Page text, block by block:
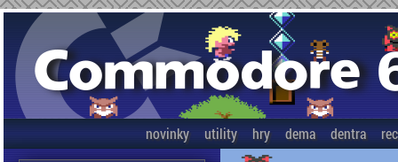
novinky utility hry dema dentra